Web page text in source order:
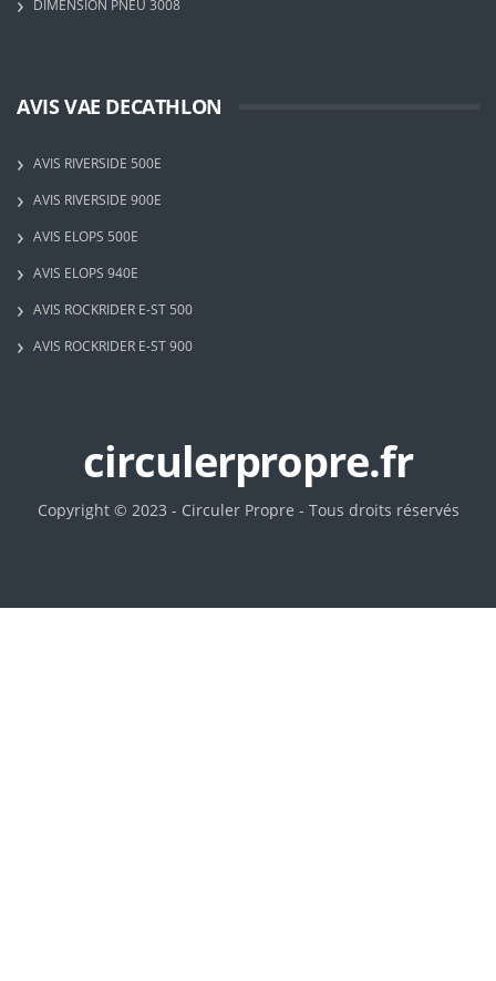
DIMENSION PNEU 3008
AVIS VAE DECATHLON
AVIS RIVERSIDE 500E
AVIS RIVERSIDE 900E
AVIS ELOPS 500E
AVIS ELOPS 940E
AVIS ROCKRIDER E-ST 500
AVIS ROCKRIDER E-ST 900
circulerpropre.fr
Copyright © 2023 - Circuler Propre - Tous droits réservés